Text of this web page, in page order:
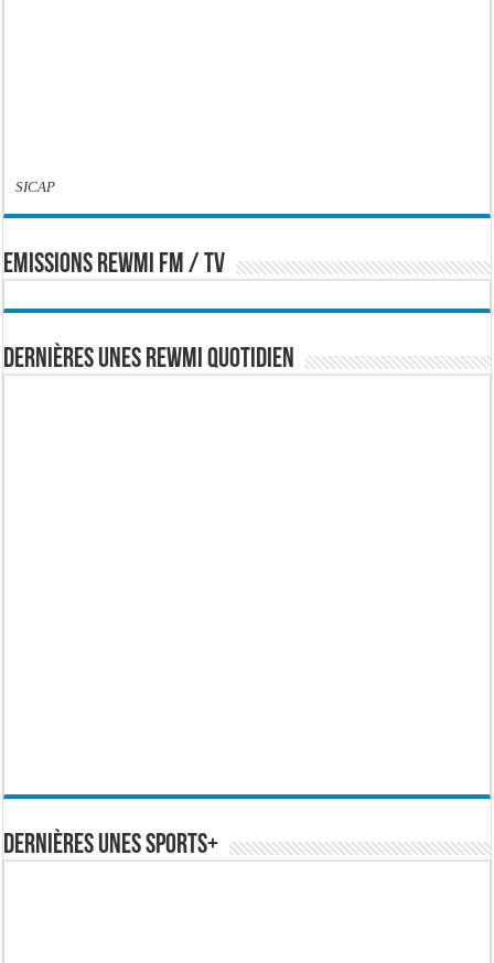
SICAP
EMISSIONS REWMI FM / TV
Dernières Unes Rewmi Quotidien
Dernières Unes Sports+